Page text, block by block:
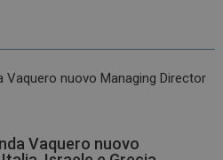
Vaquero nuovo